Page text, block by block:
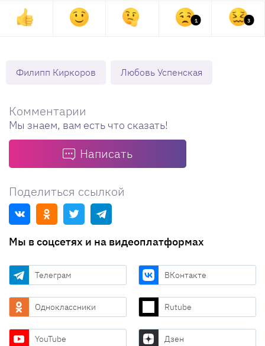
1 3
Филипп Киркоров Любовь Успенская
Комментарии
Мы знаем, вам есть что сказать!
Написать
Поделиться ссылкой
Мы в соцсетях и на видеоплатформах
Телеграм ВКонтакте
Одноклассники Rutube
YouTube Дзен